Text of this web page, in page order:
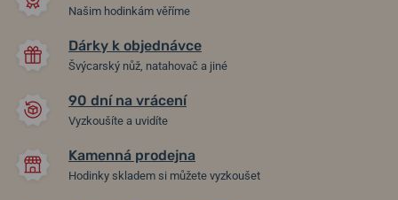
Našim hodinkám věříme
Dárky k objednávce
Švýcarský nůž, natahovač a jiné
90 dní na vrácení
Vyzkoušíte a uvidíte
Kamenná prodejna
Hodinky skladem si můžete vyzkoušet